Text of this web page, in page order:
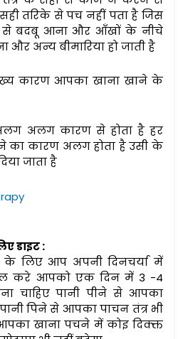
तरिके से पच नहीं पता है जिस
बदबू आना और आँखों के नीचे
और अन्य बीमारिया हो जाती है
कारण आपका खाना खाने के
अलग कारण से होता है हर
का कारण अलग होता है उसी के
जाता है
डाइट :
के लिए आप अपनी दिनचर्या में
करे आपको एक दिन में 3 -4
चाहिए पानी पीने से आपका
पिने से आपका पाचन तंत्र भी
खाना पचने में कोइ दिक्क्त